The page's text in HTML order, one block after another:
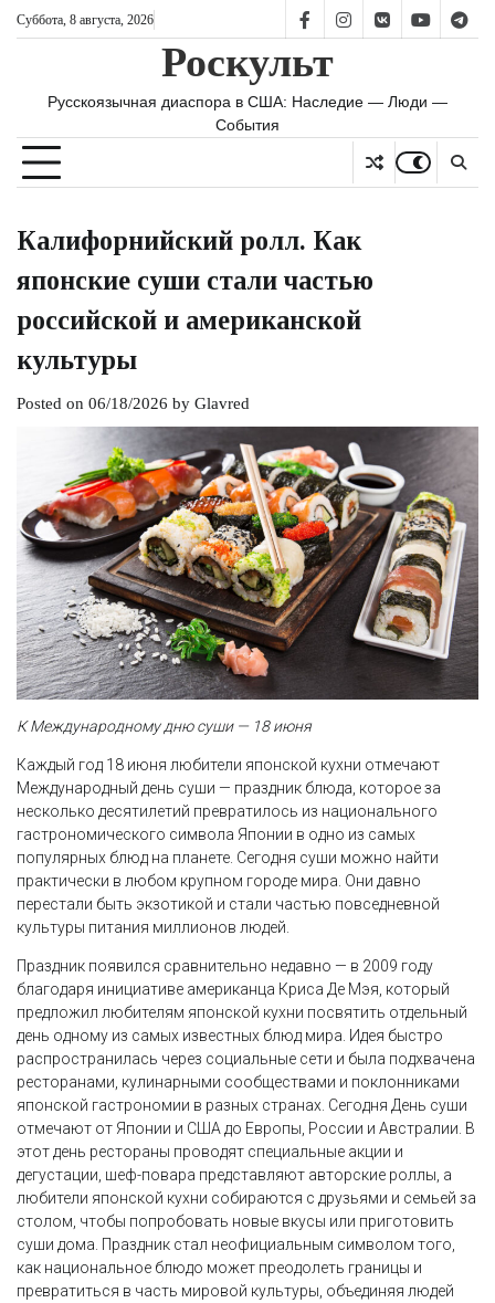
SkipСуббота, 8 августа, 2026
FB IS vk YT TG
Роскульт
Русскоязычная диаспора в США: Наследие — Люди —
События
Калифорнийский ролл. Как
японские суши стали частью
российской и американской
культуры
Posted on 06/18/2026 by Glavred
К Международному дню суши — 18 июня
Каждый год 18 июня любители японской кухни отмечают
Международный день суши — праздник блюда, которое за
несколько десятилетий превратилось из национального
гастрономического символа Японии в одно из самых
популярных блюд на планете. Сегодня суши можно найти
практически в любом крупном городе мира. Они давно
перестали быть экзотикой и стали частью повседневной
культуры питания миллионов людей.
Праздник появился сравнительно недавно — в 2009 году
благодаря инициативе американца Криса Де Мэя, который
предложил любителям японской кухни посвятить отдельный
день одному из самых известных блюд мира. Идея быстро
распространилась через социальные сети и была подхвачена
ресторанами, кулинарными сообществами и поклонниками
японской гастрономии в разных странах. Сегодня День суши
отмечают от Японии и США до Европы, России и Австралии. В
этот день рестораны проводят специальные акции и
дегустации, шеф-повара представляют авторские роллы, а
любители японской кухни собираются с друзьями и семьей за
столом, чтобы попробовать новые вкусы или приготовить
суши дома. Праздник стал неофициальным символом того,
как национальное блюдо может преодолеть границы и
превратиться в часть мировой культуры, объединяя людей